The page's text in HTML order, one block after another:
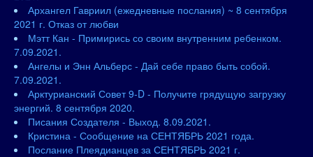
Архангел Гавриил (ежедневные послания) ~ 8 сентября
2021 г. Отказ от любви
Мэтт Кан - Примирись со своим внутренним ребенком.
7.09.2021.
Ангелы и Энн Альберс - Дай себе право быть собой.
7.09.2021.
Арктурианский Совет 9-D - Получите грядущую загрузку
энергий. 8 сентября 2020.
Писания Создателя - Выход. 8.09.2021.
Кристина - Сообщение на СЕНТЯБРЬ 2021 года.
Послание Плеядианцев за СЕНТЯБРЬ 2021 г.